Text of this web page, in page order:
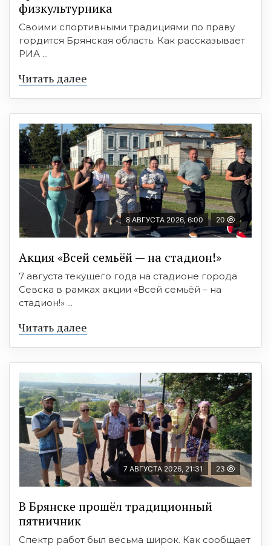
физкультурника
Своими спортивными традициями по праву
гордится Брянская область. Как рассказывает
РИА ...
Читать далее
8 АВГУСТА 2026, 6:00 20
Акция «Всей семьёй — на стадион!»
7 августа текущего года на стадионе города
Севска в рамках акции «Всей семьёй – на
стадион!» ...
Читать далее
7 АВГУСТА 2026, 21:31 23
В Брянске прошёл традиционный
пятничник
Спектр работ был весьма широк. Как сообщает